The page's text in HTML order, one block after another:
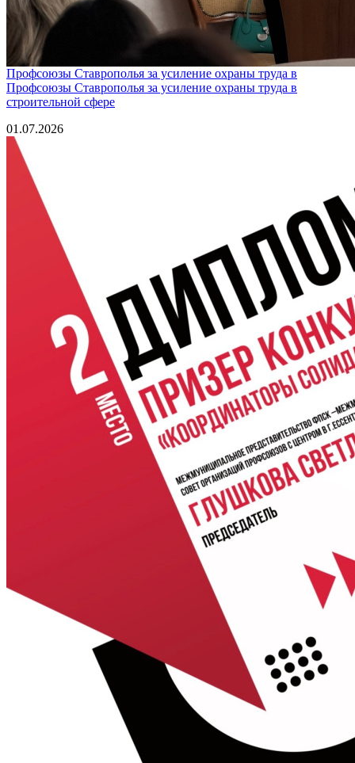
Профсоюзы Ставрополья за усиление охраны труда в
Профсоюзы Ставрополья за усиление охраны труда в
строительной сфере
01.07.2026